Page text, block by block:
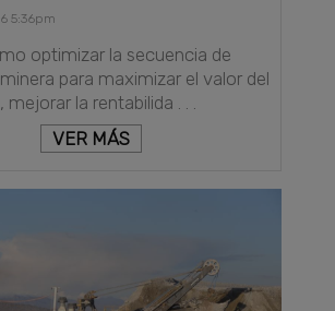
5:36pm
optimizar la secuencia de
para maximizar el valor del
la rentabilida . . .
VER MÁS